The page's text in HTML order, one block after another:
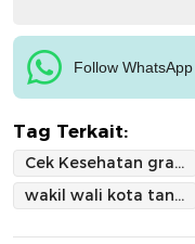
Follow
Tag Terkait:
Cek Kesehatan gratis
wakil wali kota tangerang